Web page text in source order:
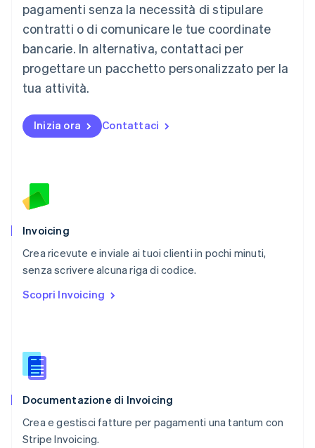
pagamenti senza la necessità di stipulare
contratti o di comunicare le tue coordinate
bancarie. In alternativa, contattaci per
progettare un pacchetto personalizzato per la
tua attività.
Inizia ora Contattaci
Invoicing
Crea ricevute e inviale ai tuoi clienti in pochi minuti,
senza scrivere alcuna riga di codice.
Scopri Invoicing
Documentazione di Invoicing
Crea e gestisci fatture per pagamenti una tantum con
Stripe Invoicing.
English简体中文
Malta
English
Messico
Español English
Norvegia
Nuova Zelanda
English
Paesi Bassi
English
Portogallo
RAS di Hong Kong, Cina
English
Regno Unito
English
English
English
Slovacchia
Slovenia
Spagna
EspañolEnglish